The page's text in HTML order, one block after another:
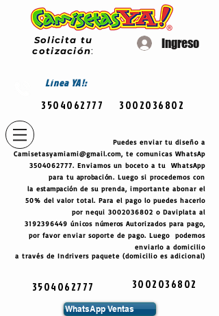
Solicita tu
cotización:
Ingreso
LíneaYA!:
3504062777 3002036802
Puedes enviar tu diseño a
Camisetasyamiami@gmail.com, te comunicas WhatsAp
3504062777. Enviamos un boceto a tu WhatsApp
para tu aprobación. Luego si procedemos con
laestampación de su prenda, importante abonar el
50% del valor total. Para el pago lo puedes hacerlo
por nequi 3002036802 o Daviplata al
3192396449 únicos números Autorizados para pago,
por favor enviar soporte de pago. Luego podemos
enviarlo a domicilio
a través de Indrivers paquete (domicilio es adicional)
3504062777 3002036802
WhatsApp Ventas